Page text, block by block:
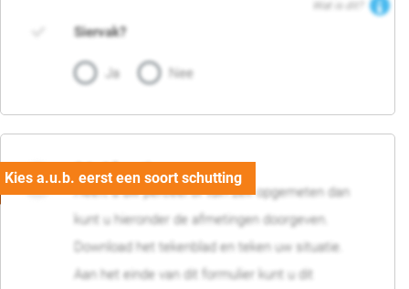
Wat is dit?
Siervak?
Ja Nee
04. Afmetingen
Heeft u uw perceel of tuin zelf opgemeten dan
kunt u hieronder de afmetingen doorgeven.
Download het tekenblad en teken uw situatie.
Aan het einde van dit formulier kunt u dit